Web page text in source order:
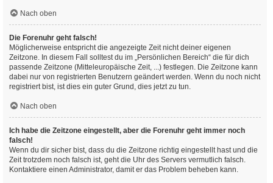
Nach oben
Die Forenuhr geht falsch!
Möglicherweise entspricht die angezeigte Zeit nicht deiner eigenen
Zeitzone. In diesem Fall solltest du im „Persönlichen Bereich“ die für dich
passende Zeitzone (Mitteleuropäische Zeit, ...) festlegen. Die Zeitzone kann
dabei nur von registrierten Benutzern geändert werden. Wenn du noch nicht
registriert bist, ist dies ein guter Grund, dies jetzt zu tun.
Nach oben
Ich habe die Zeitzone eingestellt, aber die Forenuhr geht immer noch
falsch!
Wenn du dir sicher bist, dass du die Zeitzone richtig eingestellt hast und die
Zeit trotzdem noch falsch ist, geht die Uhr des Servers vermutlich falsch.
Kontaktiere einen Administrator, damit er das Problem beheben kann.